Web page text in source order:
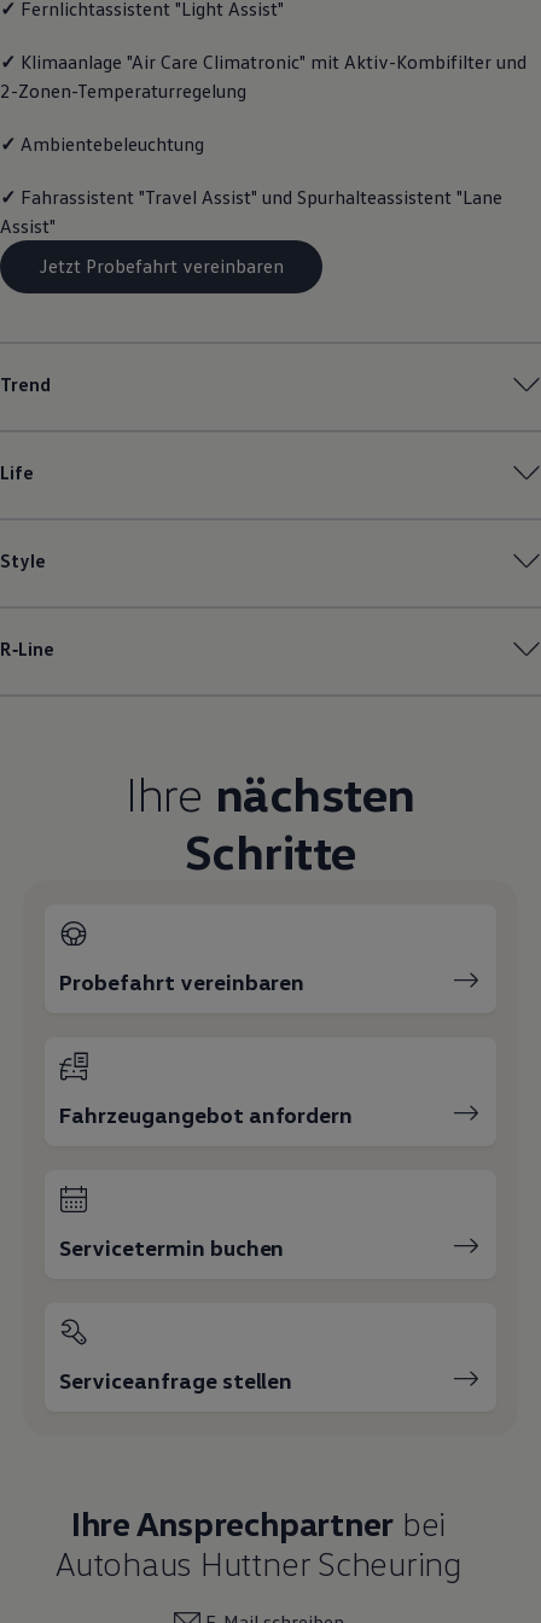
Motorenöl und Flüssigkeiten
Pannen- und Unfallhilfe
Economy Service
Volkswagen Teile
Modellspezifisches Zubehör
Transport
Entertainment und Elektronik
Individualisieren
Wallbox und Ladekabel
Digitale Extras
Dienste für Ihr Modell finden
✓ Fernlichtassistent "Light Assist"
✓ Klimaanlage "Air Care Climatronic" mit Aktiv-Kombifilter und
2-Zonen-Temperaturregelung
✓ Ambientebeleuchtung
✓ Fahrassistent "Travel Assist" und Spurhalteassistent "Lane
Assist"
Jetzt Probefahrt vereinbaren
Trend
Life
Style
R‑Line
Ihre nächsten
Schritte
Probefahrt vereinbaren
Fahrzeugangebot anfordern
Servicetermin buchen
Serviceanfrage stellen
Ihre Ansprechpartner bei
Autohaus Huttner Scheuring